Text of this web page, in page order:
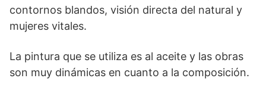
contornos blandos, visión directa del natural y
mujeres vitales.
La pintura que se utiliza es al aceite y las obras
son muy dinámicas en cuanto a la composición.